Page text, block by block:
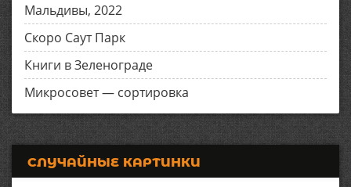
Мальдивы, 2022
Скоро Саут Парк
Книги в Зеленограде
Микросовет — сортировка
СЛУЧАЙНЫЕ КАРТИНКИ